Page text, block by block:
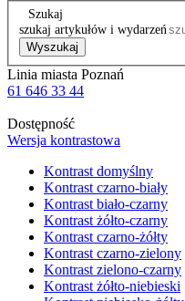
Szukaj
szukaj artykułów i wydarzeń
Wyszukaj
Linia miasta Poznań
61 646 33 44
Dostępność
Wersja kontrastowa
Kontrast domyślny
Kontrast czarno-biały
Kontrast biało-czarny
Kontrast żółto-czarny
Kontrast czarno-żółty
Kontrast czarno-zielony
Kontrast zielono-czarny
Kontrast żółto-niebieski